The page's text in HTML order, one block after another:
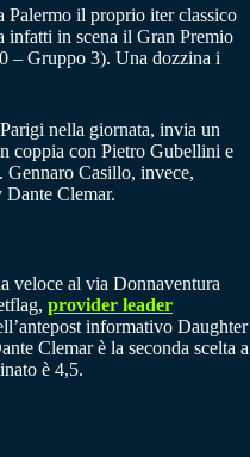
Palermo il proprio iter classico
infatti in scena il Gran Premio
– Gruppo 3). Una dozzina i
nella giornata, invia un
coppia con Pietro Gubellini e
Casillo, invece,
Clemar.
veloce al via Donnaventura
provider leader
informativo Daughter
Clemar è la seconda scelta a
è 4,5.